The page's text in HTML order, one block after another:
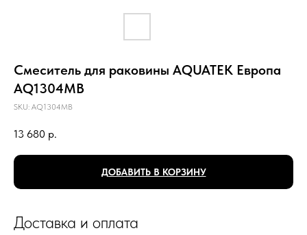
Смеситель для раковины AQUATEK Европа
AQ1304MB
SKU: AQ1304MB
13 680 р.
ДОБАВИТЬ В КОРЗИНУ
Доставка и оплата